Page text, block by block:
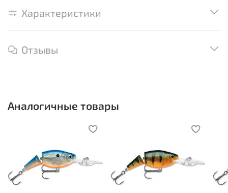
Характеристики
Отзывы
Аналогичные товары